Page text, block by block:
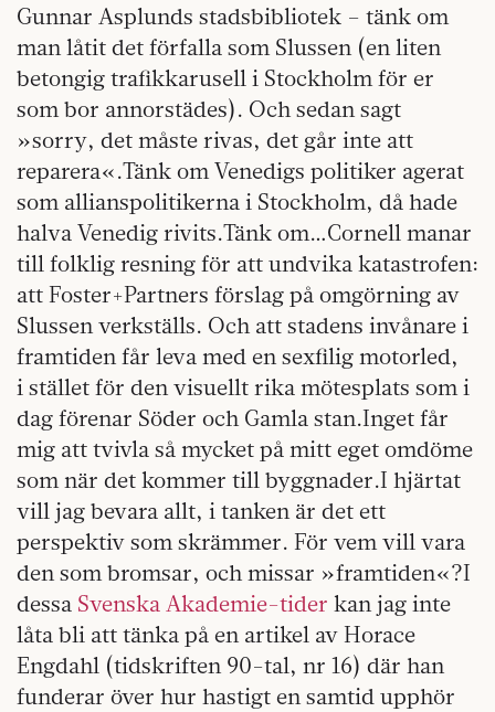
Gunnar Asplunds stadsbibliotek – tänk om
man låtit det förfalla som Slussen (en liten
betongig trafikkarusell i Stockholm för er
som bor annorstädes). Och sedan sagt
»sorry, det måste rivas, det går inte att
reparera«.Tänk om Venedigs politiker agerat
som allianspolitikerna i Stockholm, då hade
halva Venedig rivits.Tänk om…Cornell manar
till folklig resning för att undvika katastrofen:
att Foster+Partners förslag på omgörning av
Slussen verkställs. Och att stadens invånare i
framtiden får leva med en sexfilig motorled,
i stället för den visuellt rika mötesplats som i
dag förenar Söder och Gamla stan.Inget får
mig att tvivla så mycket på mitt eget omdöme
som när det kommer till byggnader.I hjärtat
vill jag bevara allt, i tanken är det ett
perspektiv som skrämmer. För vem vill vara
den som bromsar, och missar »framtiden«?I
dessa Svenska Akademie-tider kan jag inte
låta bli att tänka på en artikel av Horace
Engdahl (tidskriften 90-tal, nr 16) där han
funderar över hur hastigt en samtid upphör